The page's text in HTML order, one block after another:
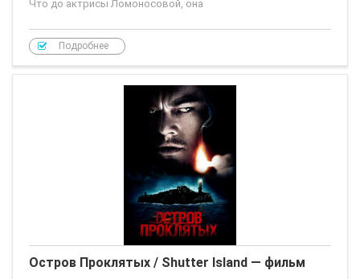
Что до актрисы Ломоносовой, она
Подробнее
Остров Проклятых / Shutter Island — фильм